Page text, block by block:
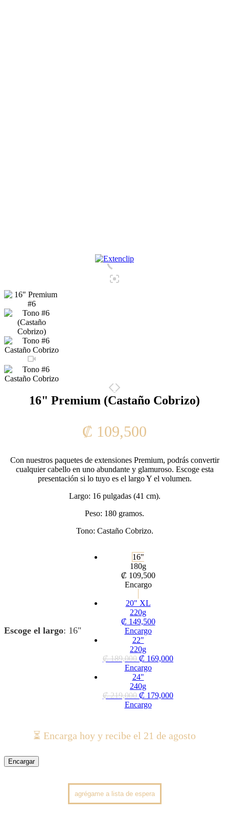
16" Premium (Castaño Cobrizo)
₡ 109,500
Con nuestros paquetes de extensiones Premium, podrás convertir
cualquier cabello en uno abundante y glamuroso. Escoge esta
presentación si lo tuyo es el largo Y el volumen.
Largo: 16 pulgadas (41 cm).
Peso: 180 gramos.
Tono: Castaño Cobrizo.
Escoge el largo: 16"
16"
180g
₡ 109,500
Encargo
20" XL
220g
₡ 149,500
Encargo
22"
220g
₡189,000 ₡ 169,000
Encargo
24"
240g
₡219,000 ₡ 179,000
Encargo
⏳ Encarga hoy y recibe el 21 de agosto
Encargar